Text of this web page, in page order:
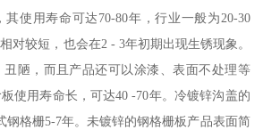
使用寿命可达70-80年，行业一般为20-30
对较短，也会在2 - 3年初期出现生锈现象。
陋，而且产品还可以涂漆、表面不处理等
使用寿命长，可达40 -70年。冷镀锌沟盖的
钢格栅5-7年。未镀锌的钢格栅板产品表面简